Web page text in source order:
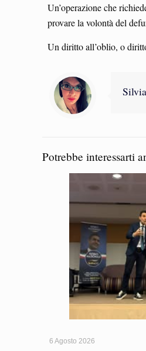
Un’operazione che
provare la volontà del
Un diritto all’oblio, o
Potrebbe interessarti
6 Agosto 2026